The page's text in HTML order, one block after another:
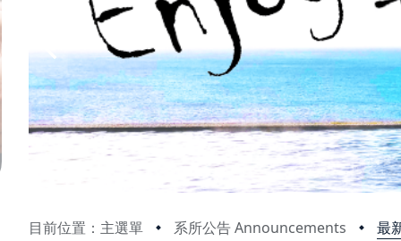
目前位置：主選單 系所公告 Announcements 最